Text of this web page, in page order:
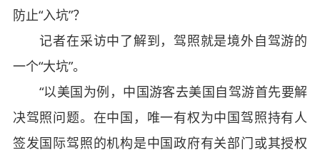
防止“入坑”？
记者在采访中了解到，驾照就是境外自驾游的
一个“大坑”。
“以美国为例，中国游客去美国自驾游首先要解
决驾照问题。在中国，唯一有权为中国驾照持有人
签发国际驾照的机构是中国政府有关部门或其授权